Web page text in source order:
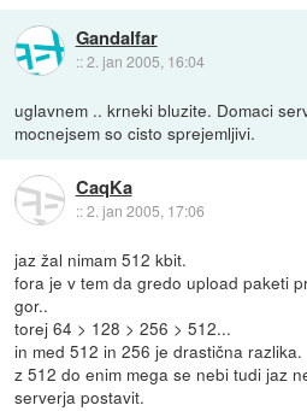
Gandalfar
::2. jan 2005, 16:04
uglavnem .. krneki bluzite. Domaci
mocnejsem so cisto sprejemljivi.
CaqKa
::2. jan 2005, 17:06
jaz žal nimam 512 kbit.
fora je v tem da gredo upload paketi
gor..
torej 64 > 128 > 256 > 512...
in med 512 in 256 je drastična razlika.
z 512 do enim mega se nebi tudi jaz
serverja postavit.